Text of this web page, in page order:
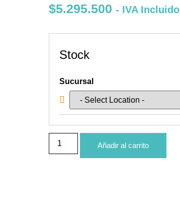
$5.295.500 - IVA Incluido
Stock
Sucursal
Añadir al carrito